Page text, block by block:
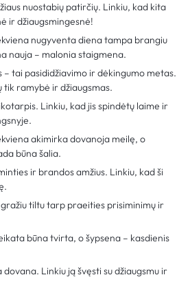
nuostabių patirčių. Linkiu, kad kita
ir džiaugsmingesnė!
nugyventa diena tampa brangiu
nauja – malonia staigmena.
– tai pasididžiavimo ir dėkingumo metas.
tik ramybė ir džiaugsmas.
Linkiu, kad jis spindėtų laime ir
akimirka dovanoja meilę, o
būna šalia.
ir brandos amžius. Linkiu, kad ši
gražiu tiltu tarp praeities prisiminimų ir
būna tvirta, o šypsena – kasdienis
Linkiu ją švęsti su džiaugsmu ir